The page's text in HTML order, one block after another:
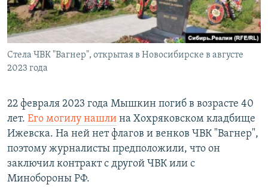
Стела ЧВК "Вагнер", открытая в Новосибирске в августе
2023 года
22 февраля 2023 года Мышкин погиб в возрасте 40
лет. Его могилу нашли на Хохряковском кладбище
Ижевска. На ней нет флагов и венков ЧВК "Вагнер",
поэтому журналисты предположили, что он
заключил контракт с другой ЧВК или с
Минобороны РФ.